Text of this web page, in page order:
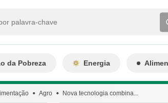
da Pobreza Energia
Agro Nova tecnologia combina...